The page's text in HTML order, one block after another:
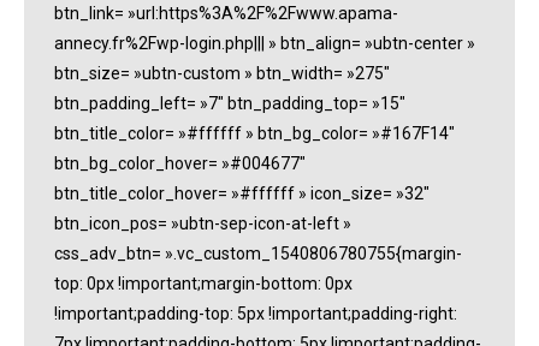
btn_link= »url:https%3A%2F%2Fwww.apama-
annecy.fr%2Fwp-login.php||| » btn_align= »ubtn-center »
btn_size= »ubtn-custom » btn_width= »275″
btn_padding_left= »7″ btn_padding_top= »15″
btn_title_color= »#ffffff » btn_bg_color= »#167F14″
btn_bg_color_hover= »#004677″
btn_title_color_hover= »#ffffff » icon_size= »32″
btn_icon_pos= »ubtn-sep-icon-at-left »
css_adv_btn= ».vc_custom_1540806780755{margin-
top: 0px !important;margin-bottom: 0px
!important;padding-top: 5px !important;padding-right: